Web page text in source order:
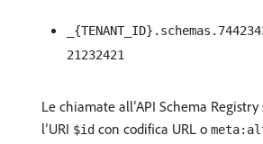
21232421
Le chiamate all’API Schema
l’URI $id con codifica URL o